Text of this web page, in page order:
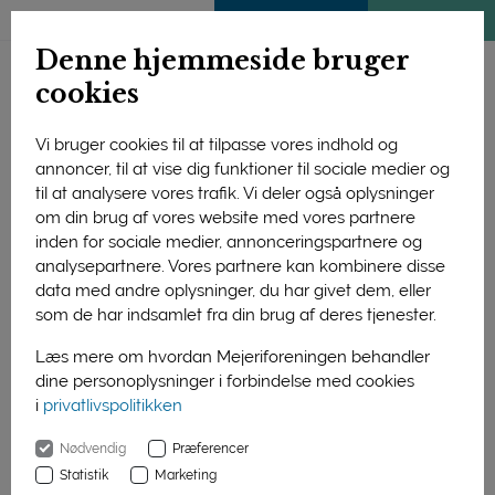
Denne hjemmeside bruger
cookies
Vi bruger cookies til at tilpasse vores indhold og
annoncer, til at vise dig funktioner til sociale medier og
til at analysere vores trafik. Vi deler også oplysninger
om din brug af vores website med vores partnere
inden for sociale medier, annonceringspartnere og
analysepartnere. Vores partnere kan kombinere disse
data med andre oplysninger, du har givet dem, eller
som de har indsamlet fra din brug af deres tjenester.
Læs mere om hvordan Mejeriforeningen behandler
dine personoplysninger i forbindelse med cookies
i privatlivspolitikken
Nødvendig
Præferencer
Statistik
Marketing
37 gårde, der leverer mælk til et af mejerierne Arla, Them,
Øllingegaard og Mammen, byder velkommen til Åbent
Mejeriforeningens formand Steen Nørgaard Madsen, for en
undersøgelse viser, at en del danskere ikke har nyeste viden